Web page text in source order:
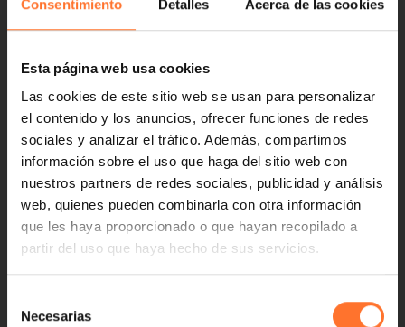
Consentimiento Detalles Acerca de las cookies
Esta página web usa cookies
Las cookies de este sitio web se usan para personalizar
el contenido y los anuncios, ofrecer funciones de redes
sociales y analizar el tráfico. Además, compartimos
información sobre el uso que haga del sitio web con
nuestros partners de redes sociales, publicidad y análisis
web, quienes pueden combinarla con otra información
que les haya proporcionado o que hayan recopilado a
partir del uso que haya hecho de sus servicios.
Necesarias